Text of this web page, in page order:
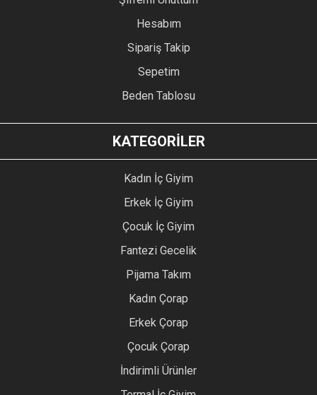
Hesabım
Sipariş Takip
Sepetim
Beden Tablosu
KATEGORİLER
Kadın İç Giyim
Erkek İç Giyim
Çocuk İç Giyim
Fantezi Gecelik
Pijama Takım
Kadın Çorap
Erkek Çorap
Çocuk Çorap
İndirimli Ürünler